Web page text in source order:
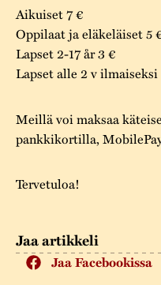
Jaa artikkeli
Jaa Facebookissa
Aikuiset 7 €
Oppilaat ja eläkeläiset 5
Lapset 2-17 år 3 €
Lapset alle 2 v ilmaiseksi
Meillä voi maksaa
pankkikortilla,
Tervetuloa!